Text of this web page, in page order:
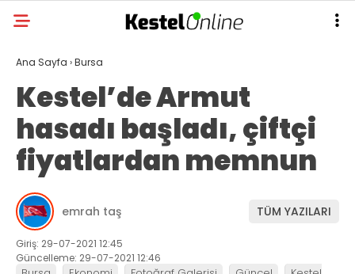
Ana Sayfa ›Bursa
Kestel’de Armut
hasadı başladı, çiftçi
fiyatlardan memnun
emrah taş TÜM YAZILARI
Giriş: 29-07-2021 12:45
Güncelleme: 29-07-2021 12:46